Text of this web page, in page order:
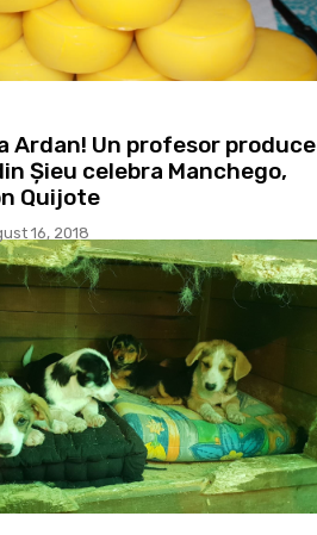
Ardan! Un profesor produce
Șieu celebra Manchego,
Quijote
16, 2018